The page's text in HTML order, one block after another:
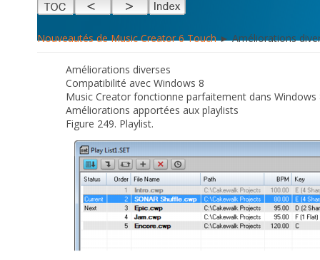
Nouveautés de Music Creator 6 Touch► Améliorations
Améliorations diverses
Compatibilité avec Windows 8
Music Creator fonctionne parfaitement dans
Améliorations apportées aux playlists
Figure 249. Playlist.